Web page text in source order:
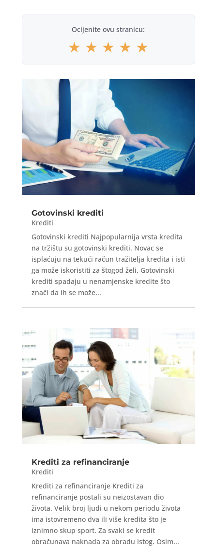
Ocijenite ovu stranicu:
★ ★ ★ ★ ★
Gotovinski krediti
Krediti
Gotovinski krediti Najpopularnija vrsta kredita
na tržištu su gotovinski krediti. Novac se
isplaćuju na tekući račun tražitelja kredita i isti
ga može iskoristiti za štogod želi. Gotovinski
krediti spadaju u nenamjenske kredite što
znači da ih se može...
Krediti za refinanciranje
Krediti
Krediti za refinanciranje Krediti za
refinanciranje postali su neizostavan dio
života. Velik broj ljudi u nekom periodu života
ima istovremeno dva ili više kredita što je
iznimno skup sport. Za svaki se kredit
obračunava naknada za obradu istog. Osim...